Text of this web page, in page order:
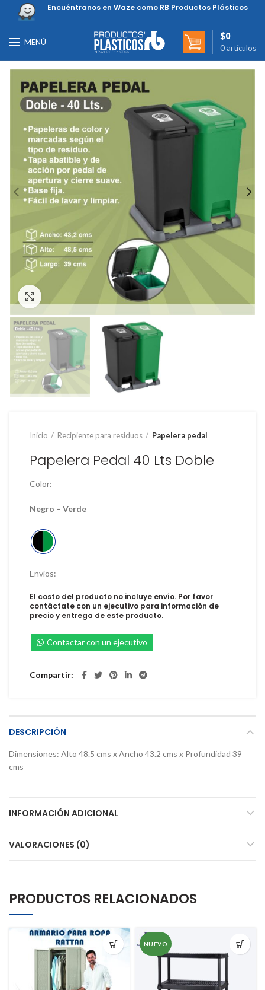
Encuéntranos en Waze como RB Productos Plásticos
MENÚ
0 artículos
$0
Inicio Recipiente para residuos Papelera pedal
Papelera Pedal 40 Lts Doble
Color:
Negro – Verde
Envíos:
El costo del producto no incluye envío. Por favor
contáctate con un ejecutivo para información de
precio y entrega de este producto.
Contactar con un ejecutivo
Compartir
DESCRIPCIÓN
Dimensiones: Alto 48.5 cms x Ancho 43.2 cms x Profundidad 39
cms
INFORMACIÓN ADICIONAL
VALORACIONES (0)
PRODUCTOS RELACIONADOS
NUEVO